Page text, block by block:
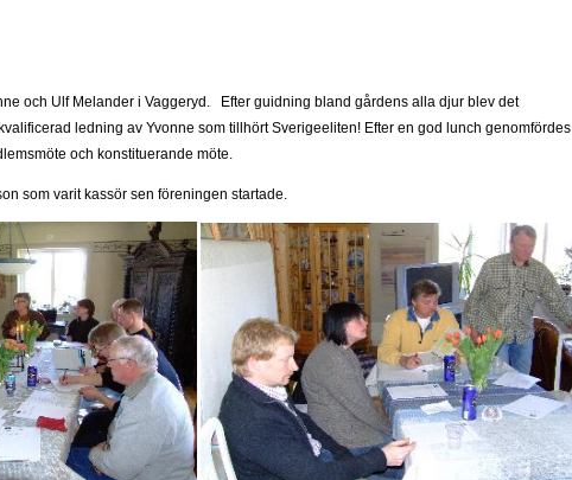
och Ulf Melander i Vaggeryd. Efter guidning bland gårdens alla djur blev det
ledning av Yvonne som tillhört Sverigeeliten! Efter en god lunch genomfördes
och konstituerande möte.
som varit kassör sen föreningen startade.